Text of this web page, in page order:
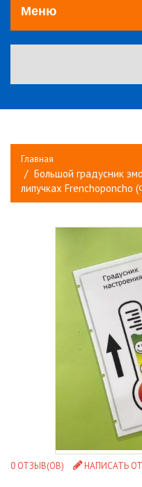
Меню
Главная
Большой градусник
липучках Frenchoponcho
0 ОТЗЫВ(ОВ) НАПИСАТЬ